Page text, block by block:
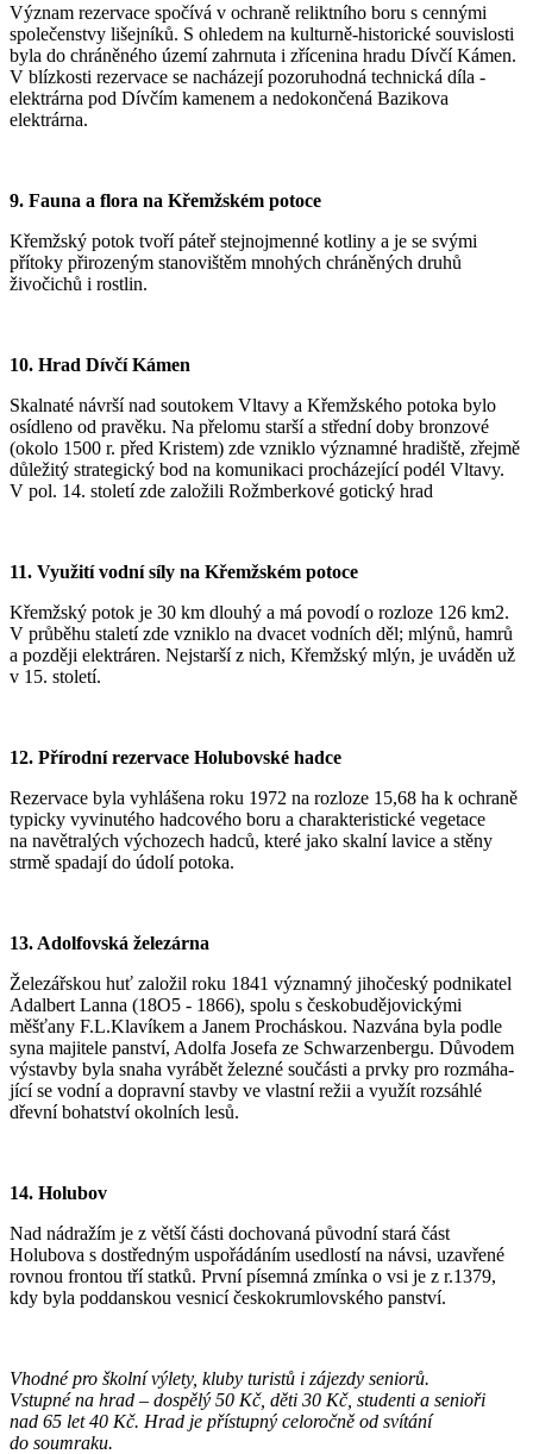
Význam rezervace spočívá v ochraně reliktního boru s cennými
společenstvy lišejníků. S ohledem na kulturně-historické souvislosti
byla do chráněného území zahrnuta i zřícenina hradu Dívčí Kámen.
V blízkosti rezervace se nacházejí pozoruhodná technická díla -
elektrárna pod Dívčím kamenem a nedokončená Bazikova
elektrárna.
9. Fauna a flora na Křemžském potoce
Křemžský potok tvoří páteř stejnojmenné kotliny a je se svými
přítoky přirozeným stanovištěm mnohých chráněných druhů
živočichů i rostlin.
10. Hrad Dívčí Kámen
Skalnaté návrší nad soutokem Vltavy a Křemžského potoka bylo
osídleno od pravěku. Na přelomu starší a střední doby bronzové
(okolo 1500 r. před Kristem) zde vzniklo významné hradiště, zřejmě
důležitý strategický bod na komunikaci procházející podél Vltavy.
V pol. 14. století zde založili Rožmberkové gotický hrad
11. Využití vodní síly na Křemžském potoce
Křemžský potok je 30 km dlouhý a má povodí o rozloze 126 km2.
V průběhu staletí zde vzniklo na dvacet vodních děl; mlýnů, hamrů
a později elektráren. Nejstarší z nich, Křemžský mlýn, je uváděn už
v 15. století.
12. Přírodní rezervace Holubovské hadce
Rezervace byla vyhlášena roku 1972 na rozloze 15,68 ha k ochraně
typicky vyvinutého hadcového boru a charakteristické vegetace
na navětralých výchozech hadců, které jako skalní lavice a stěny
strmě spadají do údolí potoka.
13. Adolfovská železárna
Železářskou huť založil roku 1841 významný jihočeský podnikatel
Adalbert Lanna (18O5 - 1866), spolu s českobudějovickými
měšťany F.L.Klavíkem a Janem Procháskou. Nazvána byla podle
syna majitele panství, Adolfa Josefa ze Schwarzenbergu. Důvodem
výstavby byla snaha vyrábět železné součásti a prvky pro rozmáha-
jící se vodní a dopravní stavby ve vlastní režii a využít rozsáhlé
dřevní bohatství okolních lesů.
14. Holubov
Nad nádražím je z větší části dochovaná původní stará část
Holubova s dostředným uspořádáním usedlostí na návsi, uzavřené
rovnou frontou tří statků. První písemná zmínka o vsi je z r.1379,
kdy byla poddanskou vesnicí českokrumlovského panství.
Vhodné pro školní výlety, kluby turistů i zájezdy seniorů.
Vstupné na hrad – dospělý 50 Kč, děti 30 Kč, studenti a senioři
nad 65 let 40 Kč. Hrad je přístupný celoročně od svítání
do soumraku.